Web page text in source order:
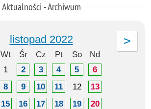
Aktualności - Archiwum
listopad 2022
Wt Śr Cz Pt So
Nd
1 2 3 4 5
6
8 9 10 11 12
13
15 16 17 18 19
20